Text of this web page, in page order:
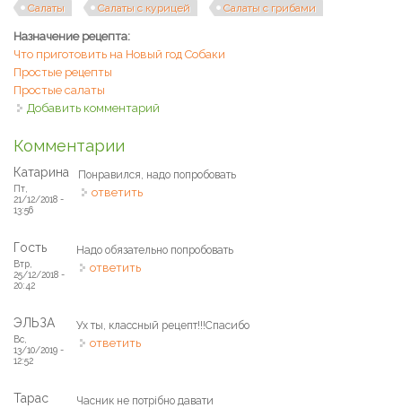
Салаты
Салаты с курицей Салаты с грибами
Назначение рецепта:
Что приготовить на Новый год Собаки
Простые рецепты
Простые салаты
Добавить комментарий
Комментарии
Катарина
Пт,
21/12/2018 -
13:56
Понравился, надо попробовать
ответить
Гость
Втр,
25/12/2018 -
20:42
Надо обязательно попробовать
ответить
ЭЛЬЗА
Вс,
13/10/2019 -
12:52
Ух ты, классный рецепт!!!Спасибо
ответить
Тарас Часник не потрібно давати